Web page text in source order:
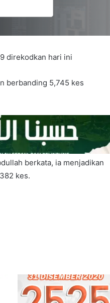
direkodkan hari ini
berbanding 5,745 kes
berkata, ia menjadikan
kes.